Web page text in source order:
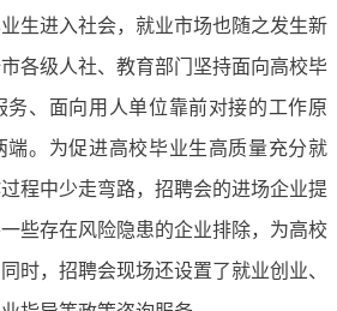
生进入社会，就业市场也随之发生新
各级人社、教育部门坚持面向高校毕
、面向用人单位靠前对接的工作原
端。为促进高校毕业生高质量充分就
程中少走弯路，招聘会的进场企业提
些存在风险隐患的企业排除，为高校
时，招聘会现场还设置了就业创业、